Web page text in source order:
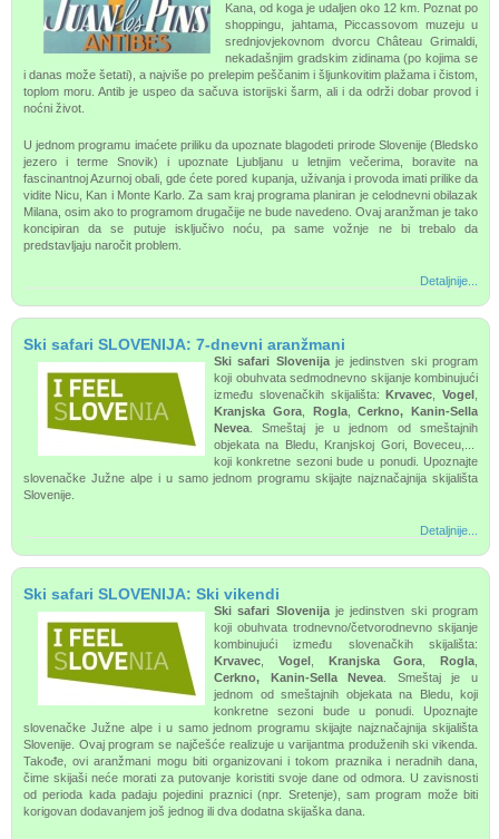
Kana, od koga je udaljen oko 12 km. Poznat po
shoppingu, jahtama, Piccassovom muzeju u
srednjovjekovnom dvorcu Château Grimaldi,
nekadašnjim gradskim zidinama (po kojima se
i danas može šetati), a najviše po prelepim peščanim i šljunkovitim plažama i čistom,
toplom moru. Antib je uspeo da sačuva istorijski šarm, ali i da održi dobar provod i
noćni život.
U jednom programu imaćete priliku da upoznate blagodeti prirode Slovenije (Bledsko
jezero i terme Snovik) i upoznate Ljubljanu u letnjim večerima, boravite na
fascinantnoj Azurnoj obali, gde ćete pored kupanja, uživanja i provoda imati prilike da
vidite Nicu, Kan i Monte Karlo. Za sam kraj programa planiran je celodnevni obilazak
Milana, osim ako to programom drugačije ne bude navedeno. Ovaj aranžman je tako
koncipiran da se putuje isključivo noću, pa same vožnje ne bi trebalo da
predstavljaju naročit problem.
Detaljnije...
Ski safari SLOVENIJA: 7-dnevni aranžmani
Ski safari Slovenijaje jedinstven ski program
koji obuhvata sedmodnevno skijanje kombinujući
između slovenačkih skijališta:Krvavec ,Vogel
Kranjska Gora, Rogla,Cerkno, Kanin-Sella
Nevea . Smeštaj je u jednom od smeštajnih
objekata na Bledu, Kranjskoj Gori, Boveceu,...
koji konkretne sezoni bude u ponudi. Upoznajte
slovenačke Južne alpe i u samo jednom programu skijajte najznačajnija skijališta
Slovenije.
Detaljnije...
Ski safari SLOVENIJA: Ski vikendi
Ski safari Slovenijaje jedinstven ski program
koji obuhvata trodnevno/četvorodnevno skijanje
kombinujući između slovenačkih skijališta:
Krvavec
Vogel, Kranjska Gora ,Rogla
Cerkno, Kanin-Sella Nevea . Smeštaj je u
jednom od smeštajnih objekata na Bledu, koji
konkretne sezoni bude u ponudi. Upoznajte
slovenačke Južne alpe i u samo jednom programu skijajte najznačajnija skijališta
Slovenije. Ovaj program se najčešće realizuje u varijantma produženih ski vikenda.
Takođe, ovi aranžmani mogu biti organizovani i tokom praznika i neradnih dana,
čime skijaši neće morati za putovanje koristiti svoje dane od odmora. U zavisnosti
od perioda kada padaju pojedini praznici (npr. Sretenje), sam program može biti
korigovan dodavanjem još jednog ili dva dodatna skijaška dana.